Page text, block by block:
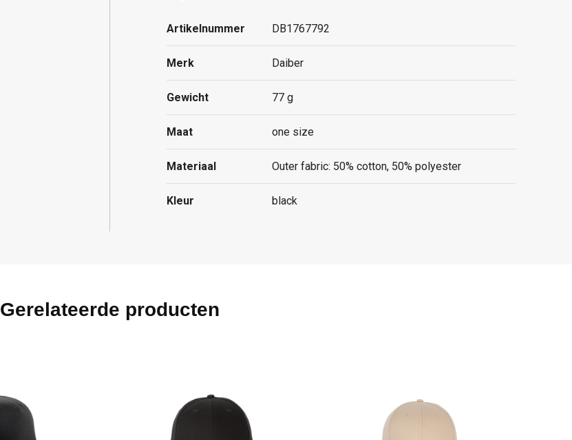
Artikelnummer DB1767792
Merk Daiber
Gewicht 77 g
Maat one size
Materiaal Outer fabric: 50% cotton, 50% polyester
Kleur black
Gerelateerde producten